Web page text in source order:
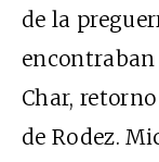
de la
Char,
de Rodez.